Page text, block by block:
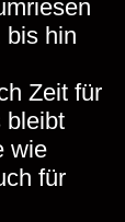
bis hin
Zeit für
bleibt
wie
für